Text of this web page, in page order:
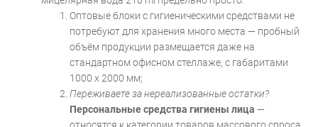
Оптовые блоки с гигиеническими средствами не
потребуют для хранения много места — пробный
объём продукции размещается даже на
стандартном офисном стеллаже, с габаритами
1000 х 2000 мм;
Переживаете за нереализованные остатки?
Персональные средства гигиены лица —